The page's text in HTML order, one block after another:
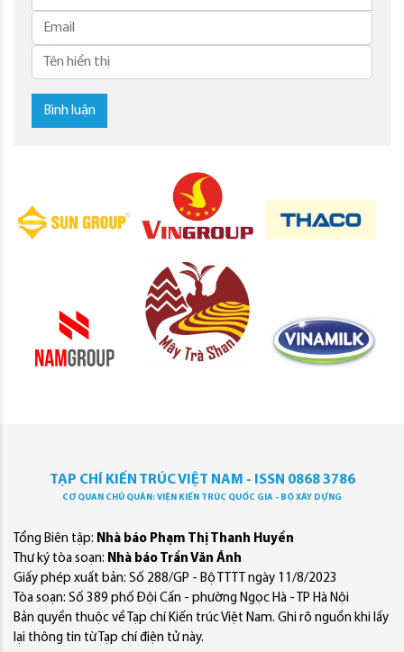
Bình luận
TẠP CHÍ KIẾN TRÚC VIỆT NAM - ISSN 0868 3786
CƠ QUAN CHỦ QUẢN: VIỆN KIẾN TRÚC QUỐC GIA - BỘ XÂY DỰNG
Tổng Biên tập: Nhà báo Phạm Thị Thanh Huyền
Thư ký tòa soạn: Nhà báo Trần Văn Ánh
Giấy phép xuất bản: Số 288/GP - Bộ TTTT ngày 11/8/2023
Tòa soạn: Số 389 phố Đội Cấn - phường Ngọc Hà - TP Hà Nội
Bản quyền thuộc về Tạp chí Kiến trúc Việt Nam. Ghi rõ nguồn khi lấy
lại thông tin từ Tạp chí điện tử này.